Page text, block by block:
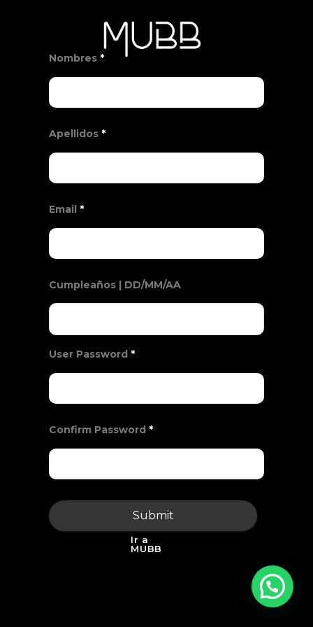
Nombres *
Apellidos *
Email *
Cumpleaños | DD/MM/AA
User Password *
Confirm Password *
Submit
Ir a
MUBB